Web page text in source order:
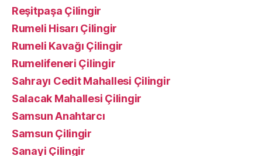
Reşitpaşa Çilingir
Rumeli Hisarı Çilingir
Rumeli Kavağı Çilingir
Rumelifeneri Çilingir
Sahrayı Cedit Mahallesi Çilingir
Salacak Mahallesi Çilingir
Samsun Anahtarcı
Samsun Çilingir
Sanayi Çilingir